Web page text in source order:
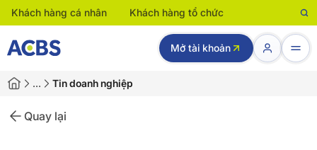
Khách hàng cá nhân Khách hàng tổ chức
Mở tài khoản
… Tin doanh nghiệp
Quay lại